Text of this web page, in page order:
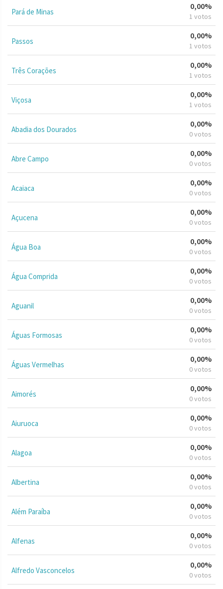
Pará de Minas
0,00%
1 votos
Passos
0,00%
1 votos
Três Corações
0,00%
1 votos
Viçosa
0,00%
1 votos
Abadia dos Dourados
0,00%
0 votos
Abre Campo
0,00%
0 votos
Acaiaca
0,00%
0 votos
Açucena
0,00%
0 votos
Água Boa
0,00%
0 votos
Água Comprida
0,00%
0 votos
Aguanil
0,00%
0 votos
Águas Formosas
0,00%
0 votos
Águas Vermelhas
0,00%
0 votos
Aimorés
0,00%
0 votos
Aiuruoca
0,00%
0 votos
Alagoa
0,00%
0 votos
Albertina
0,00%
0 votos
Além Paraíba
0,00%
0 votos
Alfenas
0,00%
0 votos
Alfredo Vasconcelos
0,00%
0 votos